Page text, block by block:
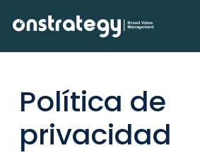
Política de
privacidad